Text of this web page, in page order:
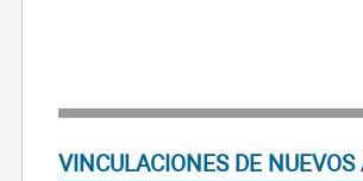
VINCULACIONES DE